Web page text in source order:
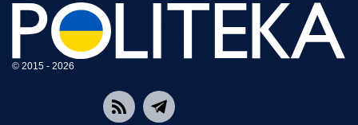
© 2015 - 2026